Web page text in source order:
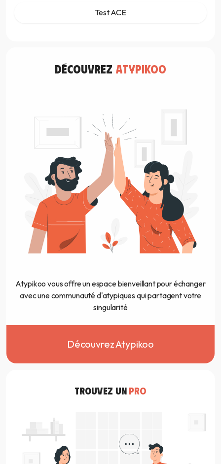
Test ACE
découvrez atypikoo
Atypikoo vous offre un espace bienveillant pour échanger
avec une communauté d'atypiques qui partagent votre
singularité
Découvrez Atypikoo
TROUVEZ UN PRO